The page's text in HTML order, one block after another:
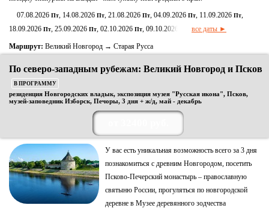
07.08.2026 Пт, 14.08.2026 Пт, 21.08.2026 Пт, 04.09.2026 Пт, 11.09.2026 Пт,
18.09.2026 Пт, 25.09.2026 Пт, 02.10.2026 Пт, 09.10.2026 все даты ►
Маршрут: Великий Новгород → Старая Русса
По северо-западным рубежам: Великий Новгород и Псков
В ПРОГРАММУ
резиденция Новгородских владык, экспозиция музея "Русская икона", Псков,
музей-заповедник Изборск, Печоры, 3 дня + ж/д, май - декабрь
У вас есть уникальная возможность всего за 3 дня
познакомиться с древним Новгородом, посетить
Псково-Печерский монастырь – православную
святыню России, прогуляться по новгородской
деревне в Музее деревянного зодчества